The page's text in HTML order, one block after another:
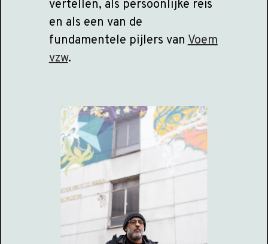
vertellen, als persoonlijke reis
en als een van de
fundamentele pijlers vanVoem
vzw.